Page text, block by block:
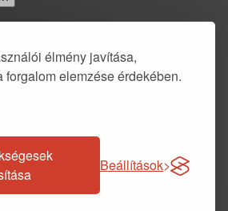
élmény javítása,
elemzése érdekében.
Beállítások